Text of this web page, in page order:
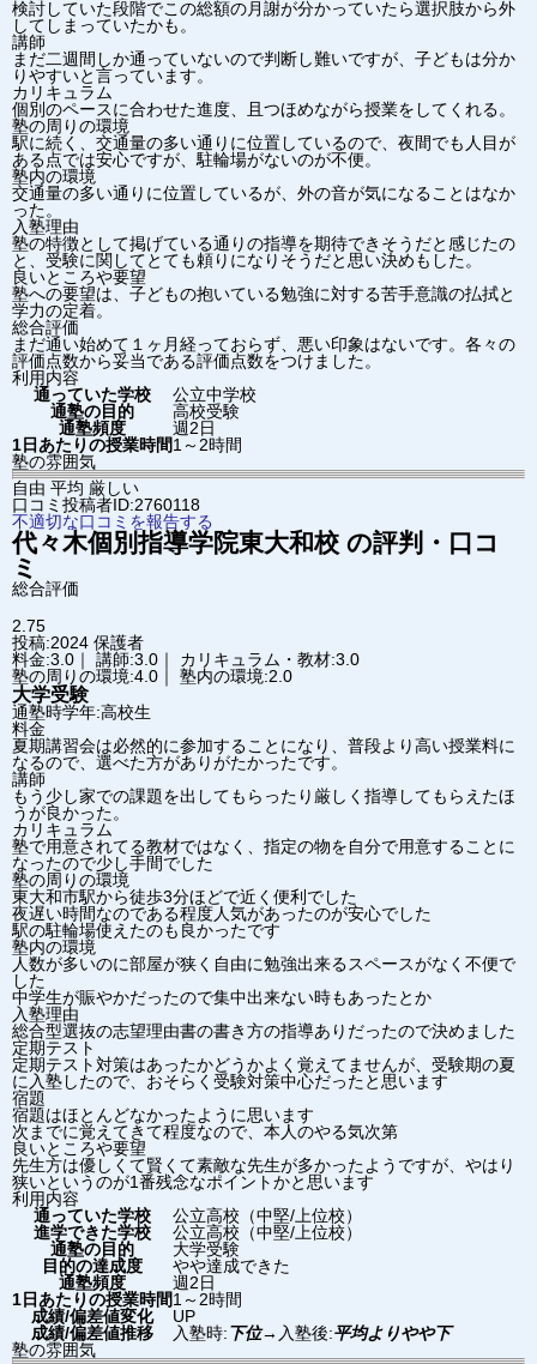
検討していた段階でこの総額の月謝が分かっていたら選択肢から外
してしまっていたかも。
講師
まだ二週間しか通っていないので判断し難いですが、子どもは分か
りやすいと言っています。
カリキュラム
個別のペースに合わせた進度、且つほめながら授業をしてくれる。
塾の周りの環境
駅に続く、交通量の多い通りに位置しているので、夜間でも人目が
ある点では安心ですが、駐輪場がないのが不便。
塾内の環境
交通量の多い通りに位置しているが、外の音が気になることはなか
った。
入塾理由
塾の特徴として掲げている通りの指導を期待できそうだと感じたの
と、受験に関してとても頼りになりそうだと思い決めもした。
良いところや要望
塾への要望は、子どもの抱いている勉強に対する苦手意識の払拭と
学力の定着。
総合評価
まだ通い始めて１ヶ月経っておらず、悪い印象はないです。各々の
評価点数から妥当である評価点数をつけました。
利用内容
通っていた学校
公立中学校
通塾の目的
高校受験
通塾頻度
週2日
1日あたりの授業時間1～2時間
塾の雰囲気
自由 平均 厳しい
口コミ投稿者ID:2760118
不適切な口コミを報告する
代々木個別指導学院東大和校 の評判・口コ
ミ
総合評価
2.75
投稿:2024 保護者
料金:3.0｜ 講師:3.0｜ カリキュラム・教材:3.0
塾の周りの環境:4.0｜ 塾内の環境:2.0
大学受験
通塾時学年:高校生
料金
夏期講習会は必然的に参加することになり、普段より高い授業料に
なるので、選べた方がありがたかったです。
講師
もう少し家での課題を出してもらったり厳しく指導してもらえたほ
うが良かった。
カリキュラム
塾で用意されてる教材ではなく、指定の物を自分で用意することに
なったので少し手間でした
塾の周りの環境
東大和市駅から徒歩3分ほどで近く便利でした
夜遅い時間なのである程度人気があったのが安心でした
駅の駐輪場使えたのも良かったです
塾内の環境
人数が多いのに部屋が狭く自由に勉強出来るスペースがなく不便で
した
中学生が賑やかだったので集中出来ない時もあったとか
入塾理由
総合型選抜の志望理由書の書き方の指導ありだったので決めました
定期テスト
定期テスト対策はあったかどうかよく覚えてませんが、受験期の夏
に入塾したので、おそらく受験対策中心だったと思います
宿題
宿題はほとんどなかったように思います
次までに覚えてきて程度なので、本人のやる気次第
良いところや要望
先生方は優しくて賢くて素敵な先生が多かったようですが、やはり
狭いというのが1番残念なポイントかと思います
利用内容
通っていた学校
公立高校（中堅/上位校）
進学できた学校
公立高校（中堅/上位校）
通塾の目的
大学受験
目的の達成度
やや達成できた
通塾頻度
週2日
1日あたりの授業時間1～2時間
成績/偏差値変化
UP
成績/偏差値推移
入塾時:下位→ 入塾後:平均よりやや下
塾の雰囲気